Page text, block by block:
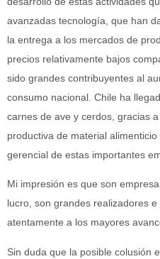
avanzadas tecnología, que han
la entrega a los mercados de
precios relativamente bajos
sido grandes contribuyentes al
consumo nacional. Chile ha
carnes de ave y cerdos, gracias
productiva de material
gerencial de estas importantes
Mi impresión es que son
lucro, son grandes realizadores
atentamente a los mayores
Sin duda que la posible colusión